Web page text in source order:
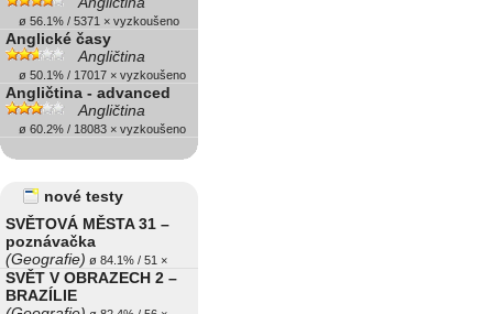
ø 56.1% / 5371 × vyzkoušeno
Anglické časy
Angličtina
ø 50.1% / 17017 × vyzkoušeno
Angličtina - advanced
Angličtina
ø 60.2% / 18083 × vyzkoušeno
nové testy
SVĚTOVÁ MĚSTA 31 –
poznávačka
(Geografie) ø 84.1% / 51 ×
SVĚT V OBRAZECH 2 –
BRAZÍLIE